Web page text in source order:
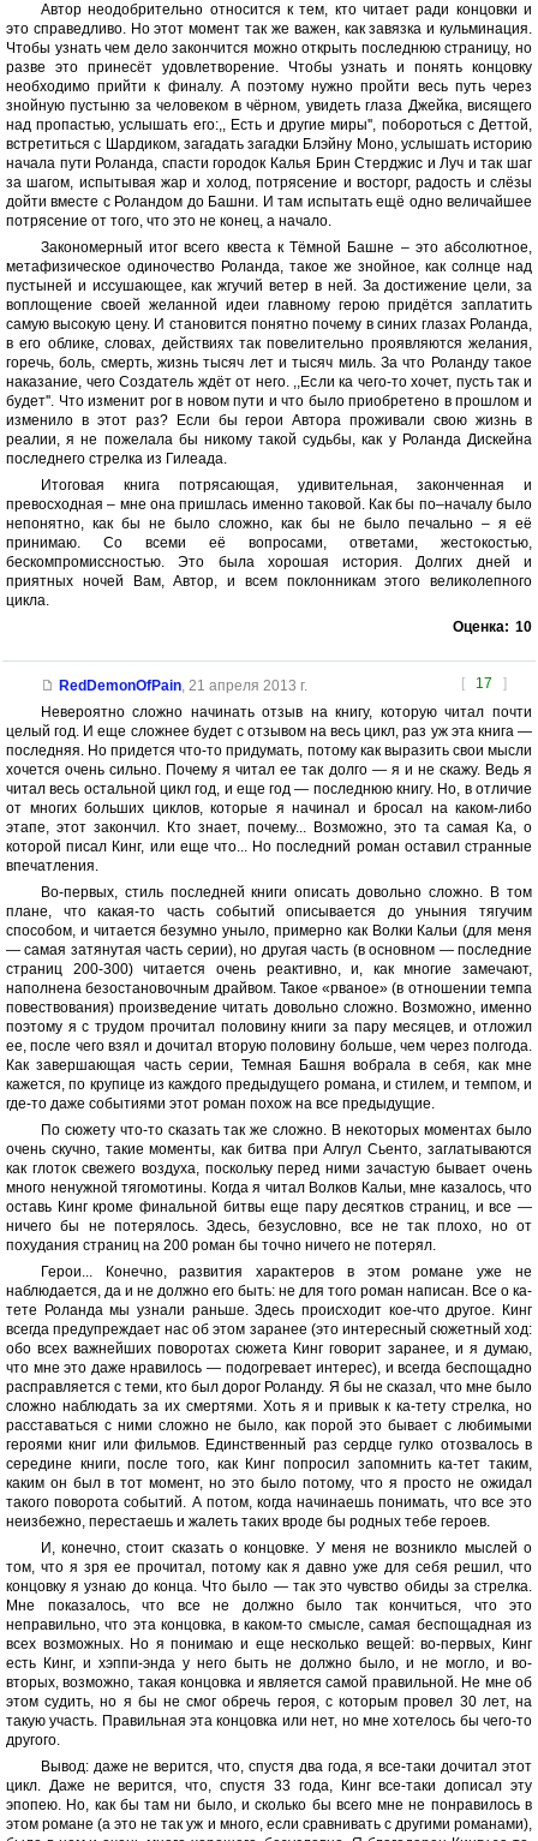
Автор неодобрительно относится к тем, кто читает ради концовки и
это справедливо. Но этот момент так же важен, как завязка и кульминация.
Чтобы узнать чем дело закончится можно открыть последнюю страницу, но
разве это принесёт удовлетворение. Чтобы узнать и понять концовку
необходимо прийти к финалу. А поэтому нужно пройти весь путь через
знойную пустыню за человеком в чёрном, увидеть глаза Джейка, висящего
над пропастью, услышать его:,, Есть и другие миры'', побороться с Деттой,
встретиться с Шардиком, загадать загадки Блэйну Моно, услышать историю
начала пути Роланда, спасти городок Калья Брин Стерджис и Луч и так шаг
за шагом, испытывая жар и холод, потрясение и восторг, радость и слёзы
дойти вместе с Роландом до Башни. И там испытать ещё одно величайшее
потрясение от того, что это не конец, а начало.
Закономерный итог всего квеста к Тёмной Башне – это абсолютное,
метафизическое одиночество Роланда, такое же знойное, как солнце над
пустыней и иссушающее, как жгучий ветер в ней. За достижение цели, за
воплощение своей желанной идеи главному герою придётся заплатить
самую высокую цену. И становится понятно почему в синих глазах Роланда,
в его облике, словах, действиях так повелительно проявляются желания,
горечь, боль, смерть, жизнь тысяч лет и тысяч миль. За что Роланду такое
наказание, чего Создатель ждёт от него. ,,Если ка чего-то хочет, пусть так и
будет''. Что изменит рог в новом пути и что было приобретено в прошлом и
изменило в этот раз? Если бы герои Автора проживали свою жизнь в
реалии, я не пожелала бы никому такой судьбы, как у Роланда Дискейна
последнего стрелка из Гилеада.
Итоговая книга потрясающая, удивительная, законченная и
превосходная – мне она пришлась именно таковой. Как бы по–началу было
непонятно, как бы не было сложно, как бы не было печально – я её
принимаю. Со всеми её вопросами, ответами, жестокостью,
бескомпромиссностью. Это была хорошая история. Долгих дней и
приятных ночей Вам, Автор, и всем поклонникам этого великолепного
цикла.
Оценка: 10
[ 17 ]
RedDemonOfPain, 21 апреля 2013 г.
Невероятно сложно начинать отзыв на книгу, которую читал почти
целый год. И еще сложнее будет с отзывом на весь цикл, раз уж эта книга —
последняя. Но придется что-то придумать, потому как выразить свои мысли
хочется очень сильно. Почему я читал ее так долго — я и не скажу. Ведь я
читал весь остальной цикл год, и еще год — последнюю книгу. Но, в отличие
от многих больших циклов, которые я начинал и бросал на каком-либо
этапе, этот закончил. Кто знает, почему... Возможно, это та самая Ка, о
которой писал Кинг, или еще что... Но последний роман оставил странные
впечатления.
Во-первых, стиль последней книги описать довольно сложно. В том
плане, что какая-то часть событий описывается до уныния тягучим
способом, и читается безумно уныло, примерно как Волки Кальи (для меня
— самая затянутая часть серии), но другая часть (в основном — последние
страниц 200-300) читается очень реактивно, и, как многие замечают,
наполнена безостановочным драйвом. Такое «рваное» (в отношении темпа
повествования) произведение читать довольно сложно. Возможно, именно
поэтому я с трудом прочитал половину книги за пару месяцев, и отложил
ее, после чего взял и дочитал вторую половину больше, чем через полгода.
Как завершающая часть серии, Темная Башня вобрала в себя, как мне
кажется, по крупице из каждого предыдущего романа, и стилем, и темпом, и
где-то даже событиями этот роман похож на все предыдущие.
По сюжету что-то сказать так же сложно. В некоторых моментах было
очень скучно, такие моменты, как битва при Алгул Сьенто, заглатываются
как глоток свежего воздуха, поскольку перед ними зачастую бывает очень
много ненужной тягомотины. Когда я читал Волков Кальи, мне казалось, что
оставь Кинг кроме финальной битвы еще пару десятков страниц, и все —
ничего бы не потерялось. Здесь, безусловно, все не так плохо, но от
похудания страниц на 200 роман бы точно ничего не потерял.
Герои... Конечно, развития характеров в этом романе уже не
наблюдается, да и не должно его быть: не для того роман написан. Все о ка-
тете Роланда мы узнали раньше. Здесь происходит кое-что другое. Кинг
всегда предупреждает нас об этом заранее (это интересный сюжетный ход:
обо всех важнейших поворотах сюжета Кинг говорит заранее, и я думаю,
что мне это даже нравилось — подогревает интерес), и всегда беспощадно
расправляется с теми, кто был дорог Роланду. Я бы не сказал, что мне было
сложно наблюдать за их смертями. Хоть я и привык к ка-тету стрелка, но
расставаться с ними сложно не было, как порой это бывает с любимыми
героями книг или фильмов. Единственный раз сердце гулко отозвалось в
середине книги, после того, как Кинг попросил запомнить ка-тет таким,
каким он был в тот момент, но это было потому, что я просто не ожидал
такого поворота событий. А потом, когда начинаешь понимать, что все это
неизбежно, перестаешь и жалеть таких вроде бы родных тебе героев.
И, конечно, стоит сказать о концовке. У меня не возникло мыслей о
том, что я зря ее прочитал, потому как я давно уже для себя решил, что
концовку я узнаю до конца. Что было — так это чувство обиды за стрелка.
Мне показалось, что все не должно было так кончиться, что это
неправильно, что эта концовка, в каком-то смысле, самая беспощадная из
всех возможных. Но я понимаю и еще несколько вещей: во-первых, Кинг
есть Кинг, и хэппи-энда у него быть не должно было, и не могло, и во-
вторых, возможно, такая концовка и является самой правильной. Не мне об
этом судить, но я бы не смог обречь героя, с которым провел 30 лет, на
такую участь. Правильная эта концовка или нет, но мне хотелось бы чего-то
другого.
Вывод: даже не верится, что, спустя два года, я все-таки дочитал этот
цикл. Даже не верится, что, спустя 33 года, Кинг все-таки дописал эту
эпопею. Но, как бы там ни было, и сколько бы всего мне не понравилось в
этом романе (а это не так уж и много, если сравнивать с другими романами),